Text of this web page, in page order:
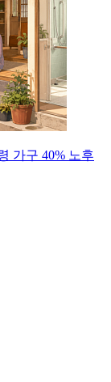
가구 40% 노후